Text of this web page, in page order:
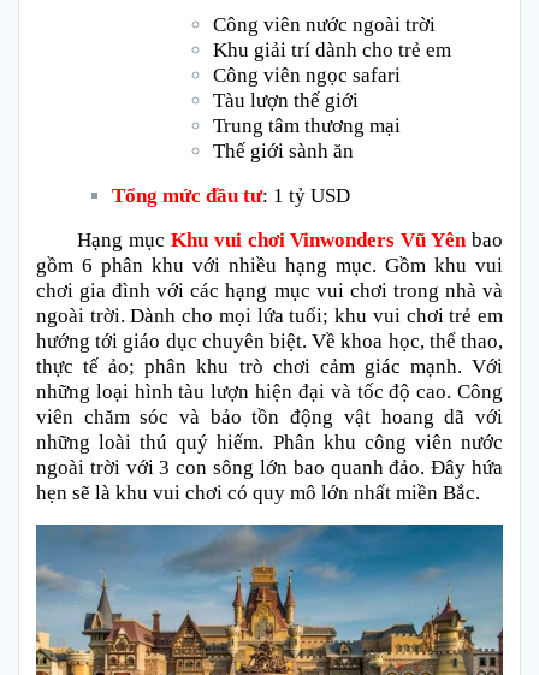
Công viên nước ngoài trời
Khu giải trí dành cho trẻ em
Công viên ngọc safari
Tàu lượn thế giới
Trung tâm thương mại
Thế giới sành ăn
Tổng mức đầu tư: 1 tỷ USD
Hạng mục Khu vui chơi Vinwonders Vũ Yên bao
gồm 6 phân khu với nhiều hạng mục. Gồm khu vui
chơi gia đình với các hạng mục vui chơi trong nhà và
ngoài trời. Dành cho mọi lứa tuổi; khu vui chơi trẻ em
hướng tới giáo dục chuyên biệt. Về khoa học, thể thao,
thực tế ảo; phân khu trò chơi cảm giác mạnh. Với
những loại hình tàu lượn hiện đại và tốc độ cao. Công
viên chăm sóc và bảo tồn động vật hoang dã với
những loài thú quý hiếm. Phân khu công viên nước
ngoài trời với 3 con sông lớn bao quanh đảo. Đây hứa
hẹn sẽ là khu vui chơi có quy mô lớn nhất miền Bắc.